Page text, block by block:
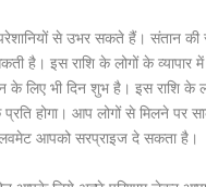
से उभर सकते हैं। संतान
है। इस राशि के लोगों के व्यापार में
के लिए भी दिन शुभ है। इस राशि के
प्रति होगा। आप लोगों से मिलने पर
आपको सरप्राइज दे सकता है।